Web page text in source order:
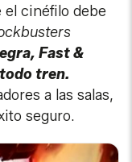
el cinéfilo debe
Fast &
tren.
a las salas,
seguro.